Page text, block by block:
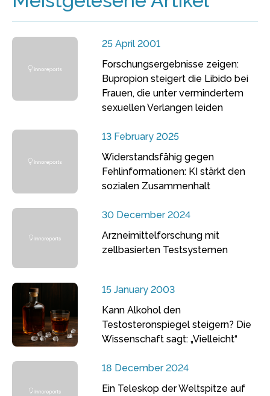
25 April 2001
Forschungsergebnisse zeigen:
Bupropion steigert die Libido bei
Frauen, die unter vermindertem
sexuellen Verlangen leiden
13 February 2025
Widerstandsfähig gegen
Fehlinformationen: KI stärkt den
sozialen Zusammenhalt
30 December 2024
Arzneimittelforschung mit
zellbasierten Testsystemen
15 January 2003
Kann Alkohol den
Testosteronspiegel steigern? Die
Wissenschaft sagt: „Vielleicht“
18 December 2024
Ein Teleskop der Weltspitze auf